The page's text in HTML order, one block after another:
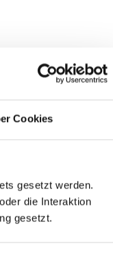
Cookies
gesetzt werden.
die Interaktion
gesetzt.
Bienen
Spezialist im
Kauf bzw. Verkauf
Bienen.